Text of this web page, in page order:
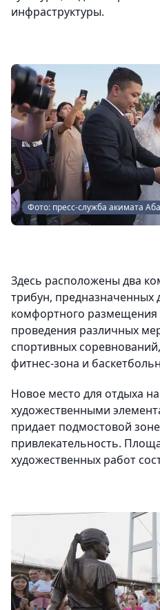
инфраструктуры.
Фото: пресс-служба акимата
Здесь расположены два
трибун, предназначенных
комфортного размещения
проведения различных
спортивных
фитнес-зона и
Новое место для отдыха
художественными
придает подмостовой
привлекательность.
художественных работ